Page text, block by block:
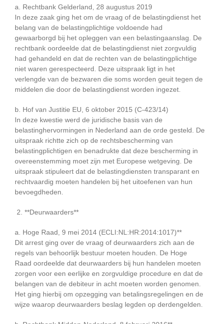
a. Rechtbank Gelderland, 28 augustus 2019
In deze zaak ging het om de vraag of de belastingdienst het
belang van de belastingplichtige voldoende had
gewaarborgd bij het opleggen van een belastingaanslag. De
rechtbank oordeelde dat de belastingdienst niet zorgvuldig
had gehandeld en dat de rechten van de belastingplichtige
niet waren gerespecteerd. Deze uitspraak ligt in het
verlengde van de bezwaren die soms worden geuit tegen de
middelen die door de belastingdienst worden ingezet.
b. Hof van Justitie EU, 6 oktober 2015 (C-423/14)
In deze kwestie werd de juridische basis van de
belastinghervormingen in Nederland aan de orde gesteld. De
uitspraak richtte zich op de rechtsbescherming van
belastingplichtigen en benadrukte dat deze bescherming in
overeenstemming moet zijn met Europese wetgeving. De
uitspraak stipuleert dat de belastingdiensten transparant en
rechtvaardig moeten handelen bij het uitoefenen van hun
bevoegdheden.
2. **Deurwaarders**
a. Hoge Raad, 9 mei 2014 (ECLI:NL:HR:2014:1017)**
Dit arrest ging over de vraag of deurwaarders zich aan de
regels van behoorlijk bestuur moeten houden. De Hoge
Raad oordeelde dat deurwaarders bij hun handelen moeten
zorgen voor een eerlijke en zorgvuldige procedure en dat de
belangen van de debiteur in acht moeten worden genomen.
Het ging hierbij om opzegging van betalingsregelingen en de
wijze waarop deurwaarders beslag legden op derdengelden.